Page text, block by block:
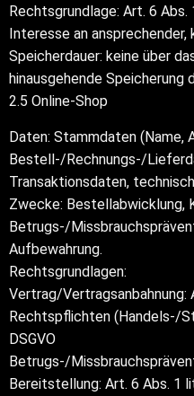
Rechtsgrundlage: Art. 6
Interesse an
Speicherdauer: keine über
hinausgehende Speicherung
2.5 Online-Shop
Daten: Stammdaten (Name,
Bestell-/Rechnungs-/
Transaktionsdaten,
Zwecke: Bestellabwicklung,
Betrugs-/
Aufbewahrung.
Rechtsgrundlagen:
Vertrag/Vertragsanbahnung:
Rechtspflichten (Handels-/
DSGVO
Betrugs-/
Bereitstellung: Art. 6 Abs. 1